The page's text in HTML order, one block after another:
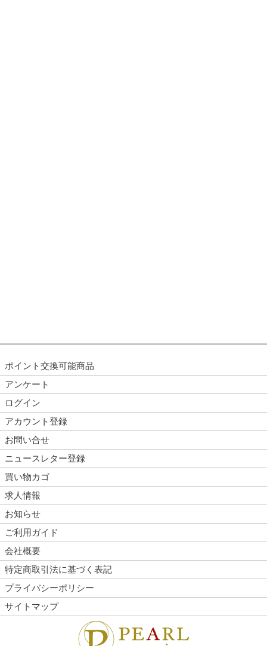
ポイント交換可能商品
アンケート
ログイン
アカウント登録
お問い合せ
ニュースレター登録
買い物カゴ
求人情報
お知らせ
ご利用ガイド
会社概要
特定商取引法に基づく表記
プライバシーポリシー
サイトマップ